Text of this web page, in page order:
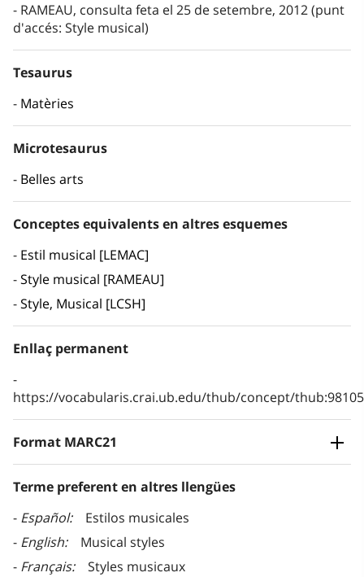
RAMEAU, consulta feta el 25 de setembre, 2012 (punt
d'accés: Style musical)
Tesaurus
Matèries
Microtesaurus
Belles arts
Conceptes equivalents en altres esquemes
Estil musical [LEMAC]
Style musical [RAMEAU]
Style, Musical [LCSH]
Enllaç permanent
https://vocabularis.crai.ub.edu/thub/concept/
Format MARC21
Terme preferent en altres llengües
Español
Estilos musicales
English
Musical styles
Français
Styles musicaux